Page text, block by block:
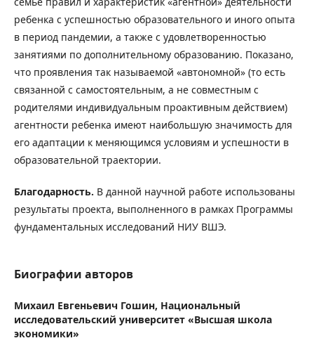
ребенка с успешностью образовательного и иного опыта
в период пандемии, а также с удовлетворенностью
занятиями по дополнительному образованию. Показано,
что проявления так называемой «автономной» (то есть
связанной с самостоятельным, а не совместным с
родителями индивидуальным проактивным действием)
агентности ребенка имеют наибольшую значимость для
его адаптации к меняющимся условиям и успешности в
образовательной траектории.
Благодарность. В данной научной работе использованы
результаты проекта, выполненного в рамках Программы
фундаментальных исследований НИУ ВШЭ.
Биографии авторов
Михаил Евгеньевич Гошин, Национальный
исследовательский университет «Высшая школа
экономики»